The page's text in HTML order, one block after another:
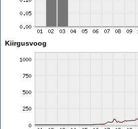
Kiirgusvoog